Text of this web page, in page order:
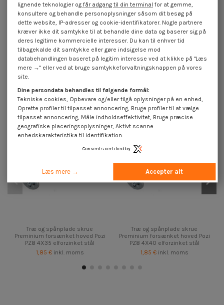
Beskrivelse
Anmeldelser (0)
16 andre varer i den samme kategori:
Træ og spånplade skrue
Preminium forsænket hoved Pozi
PZ8 4X35 elforzinket stål
1,85 € inkl. moms
Træ og spånplade skrue
Preminium forsænket hoved Pozi
PZ8 4X40 elforzinket stål
1,85 € inkl. moms
lignende teknologier ogfår adgang til din terminal for at gemme,
konsultere og behandle personoplysninger såsom dit besøg på
dette website, IP-adresser og cookie-identifikatorer. Nogle partnere
kræver ikke dit samtykke til at behandle dine data og baserer sig på
deres legitime kommercielle interesser. Du kan til enhver tid
tilbagekalde dit samtykke eller gøre indsigelse mod
databehandlingen baseret på legitim interesse ved at klikke på "Læs
mere →" eller ved at bruge samtykkeforvaltningsknappen på vores
site.
Dine persondata behandles til følgende formål:
Tekniske cookies, Opbevare og/eller tilgå oplysninger på en enhed,
Oprette profiler til tilpasset annoncering, Bruge profiler til at vælge
tilpasset annoncering, Måle indholdseffektivitet, Bruge præcise
geografiske placeringsoplysninger, Aktivt scanne
enhedskarakteristika til identifikation.
Consents certified by
Læs mere → Accepter alt